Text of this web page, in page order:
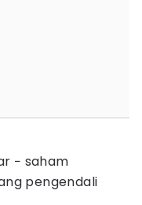
− saham
pengendali